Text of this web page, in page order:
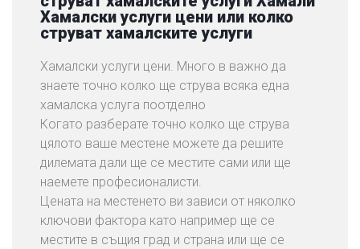
Хамалски услуги цени или колко
струват хамалските услуги
Хамалски услуги цени. Много в важно да
знаете точно колко ще струва всяка една
хамалска услуга поотделно
Когато разберате точно колко ще струва
цялото ваше местене можете да решите
дилемата дали ще се местите сами или ще
наемете професионалисти.
Цената на местенето ви зависи от няколко
ключови фактора като например ще се
местите в същия град и страна или ще се